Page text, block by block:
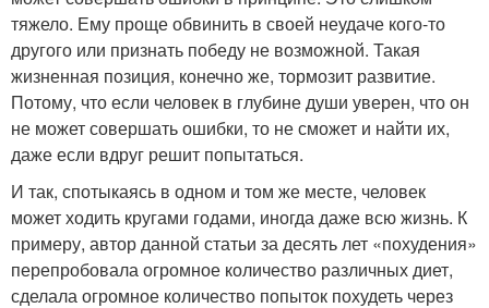
тяжело. Ему проще обвинить в своей неудаче кого-то
другого или признать победу не возможной. Такая
жизненная позиция, конечно же, тормозит развитие.
Потому, что если человек в глубине души уверен, что он
не может совершать ошибки, то не сможет и найти их,
даже если вдруг решит попытаться.
И так, спотыкаясь в одном и том же месте, человек
может ходить кругами годами, иногда даже всю жизнь. К
примеру, автор данной статьи за десять лет «похудения»
перепробовала огромное количество различных диет,
сделала огромное количество попыток похудеть через